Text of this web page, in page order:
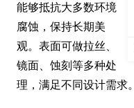
能够抵抗大多数环境
腐蚀，保持长期美
观。表面可做拉丝、
镜面、蚀刻等多种处
理，满足不同设计需求。